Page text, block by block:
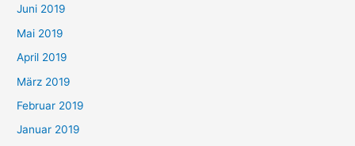
Juni 2019
Mai 2019
April 2019
März 2019
Februar 2019
Januar 2019